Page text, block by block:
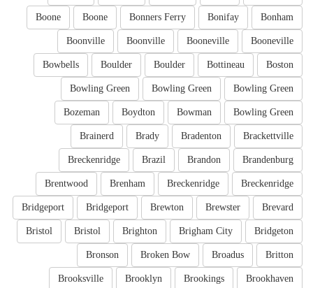
Bonham
Bonifay
Bonners Ferry
Boone
Boone
Booneville
Booneville
Boonville
Boonville
Boston
Bottineau
Boulder
Boulder
Bowbells
Bowling Green
Bowling Green
Bowling Green
Bowling Green
Bowman
Boydton
Bozeman
Brackettville
Bradenton
Brady
Brainerd
Brandenburg
Brandon
Brazil
Breckenridge
Breckenridge
Breckenridge
Brenham
Brentwood
Brevard
Brewster
Brewton
Bridgeport
Bridgeport
Bridgeton
Brigham City
Brighton
Bristol
Bristol
Britton
Broadus
Broken Bow
Bronson
Brookhaven
Brookings
Brooklyn
Brooksville